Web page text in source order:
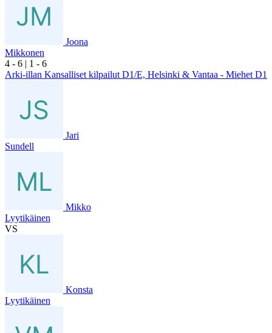
Joona
Mikkonen
4 - 6 | 1 - 6
Arki-illan Kansalliset kilpailut D1/E, Helsinki & Vantaa - Miehet D1
Jari
Sundell
Mikko
Lyytikäinen
VS
Konsta
Lyytikäinen